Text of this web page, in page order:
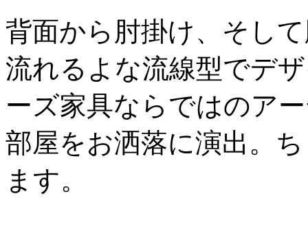
背面から肘掛け、そし
流れるよな流線型でデ
ーズ家具ならではのア
部屋をお洒落に演出。
ます。